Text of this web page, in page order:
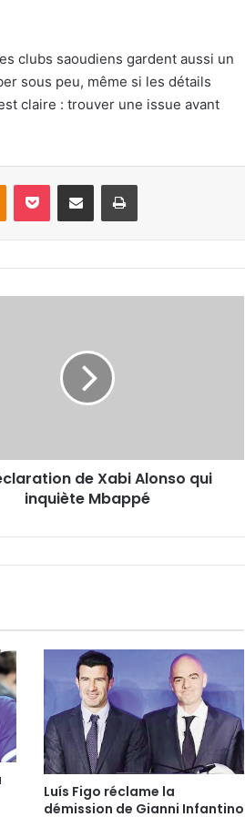
clubs saoudiens gardent aussi un
sous peu, même si les détails
claire : trouver une issue avant
Odnoklassniki
Pocket Partager par email Imprimer
de Xabi Alonso qui
inquiète Mbappé
Luís Figo réclame la
démission de Gianni Infantino